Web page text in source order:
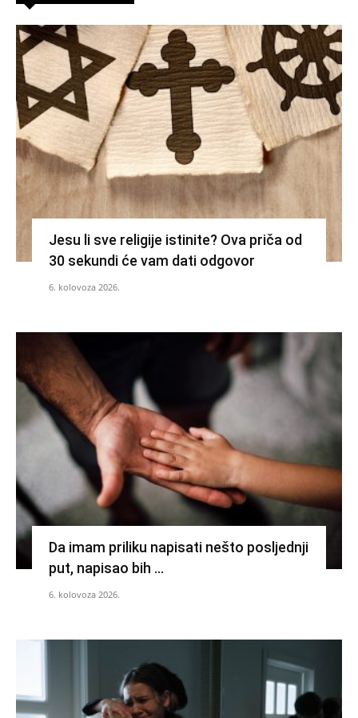
Jesu li sve religije istinite? Ova priča od
30 sekundi će vam dati odgovor
6. kolovoza 2026.
Da imam priliku napisati nešto posljednji
put, napisao bih …
6. kolovoza 2026.